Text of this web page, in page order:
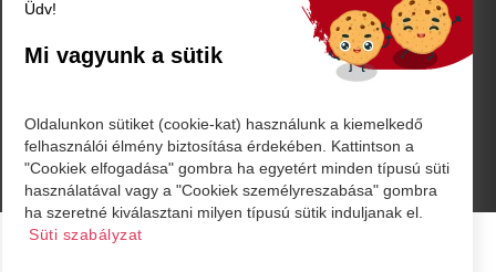
© Minden jog fenntartva. 2026
Powered by
Üdv!
Mi vagyunk a sütik
Oldalunkon sütiket (cookie-kat) használunk a kiemelkedő
felhasználói élmény biztosítása érdekében. Kattintson a
"Cookiek elfogadása" gombra ha egyetért minden típusú süti
használatával vagy a "Cookiek személyreszabása" gombra
ha szeretné kiválasztani milyen típusú sütik induljanak el.
Süti szabályzat